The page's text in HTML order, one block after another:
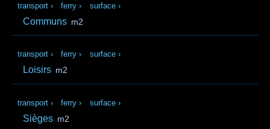
transport › ferry › surface ›
Communs m2
transport › ferry › surface ›
Loisirs m2
transport › ferry › surface ›
Sièges m2